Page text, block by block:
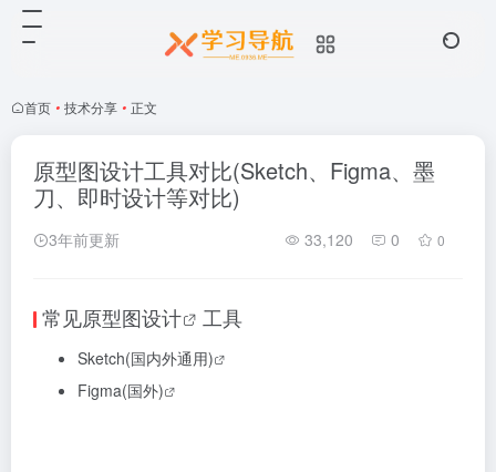
首页 • 技术分享 • 正文
原型图设计工具对比(Sketch、Figma、墨
刀、即时设计等对比)
3年前更新 33,120 0 0
常见原型图设计 工具
Sketch(国内外通用)
Figma(国外)